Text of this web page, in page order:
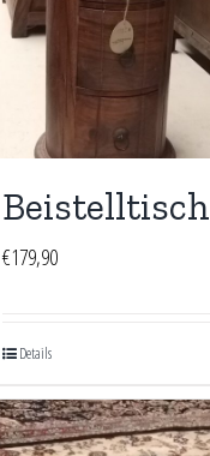
Beistelltisch
€179,90
Details